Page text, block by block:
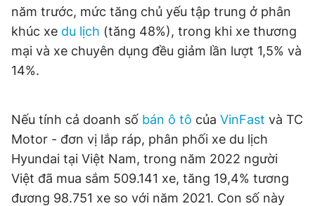
năm trước, mức tăng chủ yếu tập trung ở phân
khúc xe du lịch (tăng 48%), trong khi xe thương
mại và xe chuyên dụng đều giảm lần lượt 1,5% và
14%.
Nếu tính cả doanh số bán ô tô của VinFast và TC
Motor - đơn vị lắp ráp, phân phối xe du lịch
Hyundai tại Việt Nam, trong năm 2022 người
Việt đã mua sắm 509.141 xe, tăng 19,4% tương
đương 98.751 xe so với năm 2021. Con số này